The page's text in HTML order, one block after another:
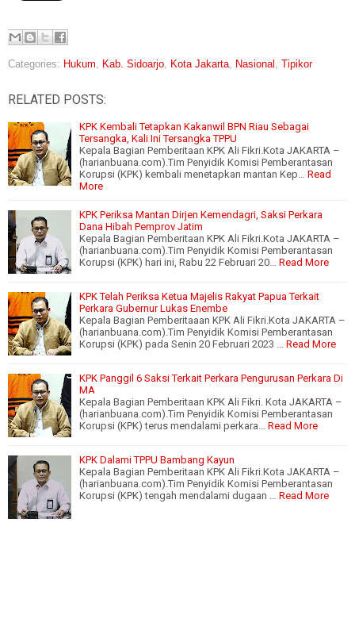
Categories: Hukum Kab. Sidoarjo Kota Jakarta Nasional Tipikor
RELATED POSTS:
KPK Kembali Tetapkan Kakanwil BPN Riau Sebagai
Tersangka, Kali Ini Tersangka TPPU
Kepala Bagian Pemberitaan KPK Ali Fikri.Kota JAKARTA –
(harianbuana.com).Tim Penyidik Komisi Pemberantasan
Korupsi (KPK) kembali menetapkan mantan Kep…
Read
More
KPK Periksa Mantan Dirjen Kemendagri, Saksi Perkara
Dana Hibah Pemprov Jatim
Kepala Bagian Pemberitaan KPK Ali Fikri.Kota JAKARTA –
(harianbuana.com).Tim Penyidik Komisi Pemberantasan
Korupsi (KPK) hari ini, Rabu 22 Februari 20…
Read More
KPK Telah Periksa Ketua Majelis Rakyat Papua Terkait
Perkara Gubernur Lukas Enembe
Kepala Bagian Pemberitaaan KPK Ali Fikri.Kota JAKARTA –
(harianbuana.com).Tim Penyidik Komisi Pemberantasan
Korupsi (KPK) pada Senin 20 Februari 2023 …
Read More
KPK Panggil 6 Saksi Terkait Perkara Pengurusan Perkara Di
MA
Kepala Bagian Pemberitaan KPK Ali Fikri. Kota JAKARTA –
(harianbuana.com).Tim Penyidik Komisi Pemberantasan
Korupsi (KPK) terus mendalami perkara…
Read More
KPK Dalami TPPU Bambang Kayun
Kepala Bagian Pemberitaan KPK Ali Fikri.Kota JAKARTA –
(harianbuana.com).Tim Penyidik Komisi Pemberantasan
Korupsi (KPK) tengah mendalami dugaan …
Read More